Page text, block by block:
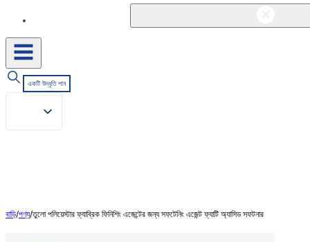
একটি উদ্ধৃতি পান
বাড়ি/পণ্য/তুলো পলিয়েস্টার ফ্যাব্রিক ফিনিশিং এজেন্টের জন্য সফটেনিং এজেন্ট ফ্যাটি অ্যাসিড সফটনার